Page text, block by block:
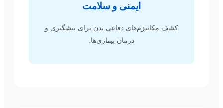
ایمنی و سلامت
کشف مکانیزم‌های دفاعی بدن برای پیشگیری و
درمان بیماری‌ها.